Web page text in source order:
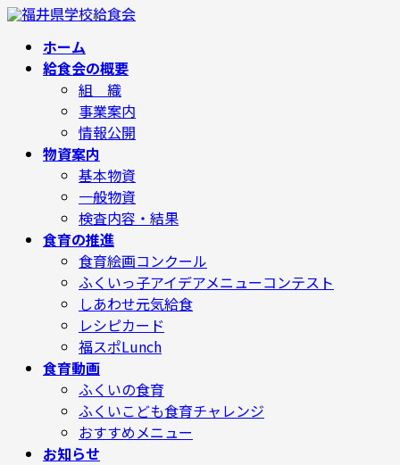
コ
ナ
ホーム
給食会の概要
組 織
事業案内
情報公開
物資案内
基本物資
一般物資
検査内容・結果
食育の推進
食育絵画コンクール
ふくいっ子アイデアメニューコンテスト
しあわせ元気給食
レシピカード
福スポLunch
食育動画
ふくいの食育
ふくいこども食育チャレンジ
おすすめメニュー
お知らせ